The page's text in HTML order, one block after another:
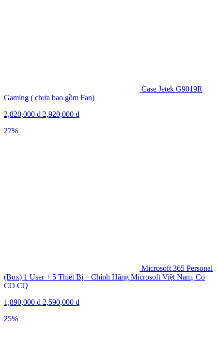
Case Jetek G9019R
Gaming ( chưa bao gồm Fan)
2,820,000 ₫ 2,920,000 ₫
27%
Microsoft 365 Personal
(Box) 1 User + 5 Thiết Bị – Chính Hãng Microsoft Việt Nam, Có
CO CQ
1,890,000 ₫ 2,590,000 ₫
25%